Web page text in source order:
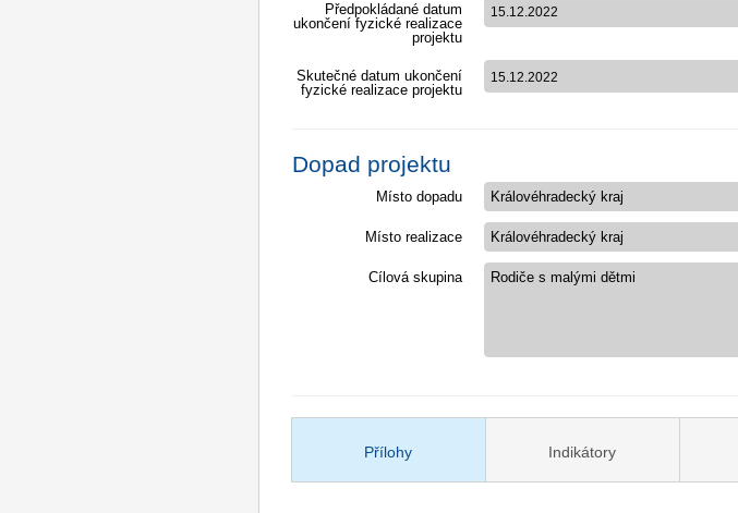
Předpokládané datum
ukončení fyzické realizace
projektu
Skutečné datum ukončení
fyzické realizace projektu
Dopad projektu
Místo dopadu
Místo realizace
Cílová skupina
Přílohy Indikátory